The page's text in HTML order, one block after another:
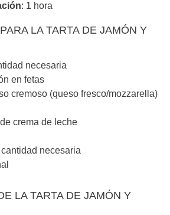
: 1 hora
LA TARTA DE JAMÓN Y
necesaria
en fetas
cremoso (queso fresco/mozzarella)
crema de leche
necesaria
LA TARTA DE JAMÓN Y